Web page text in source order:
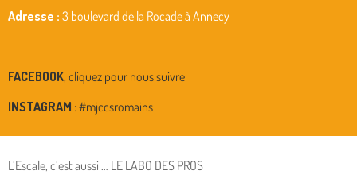
Adresse : 3 boulevard de la Rocade à Annecy
FACEBOOK, cliquez pour nous suivre
INSTAGRAM : #mjccsromains
L’Escale, c’est aussi … LE LABO DES PROS